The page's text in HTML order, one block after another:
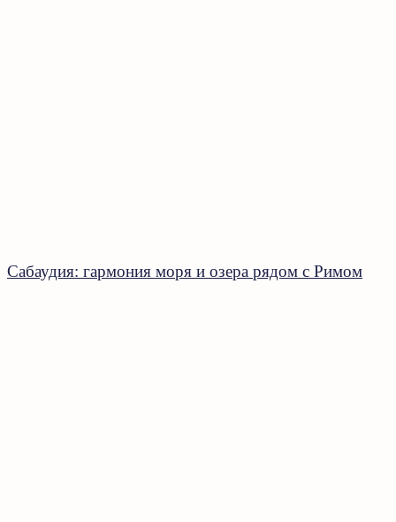
Сабаудия: гармония моря и озера рядом с Римом